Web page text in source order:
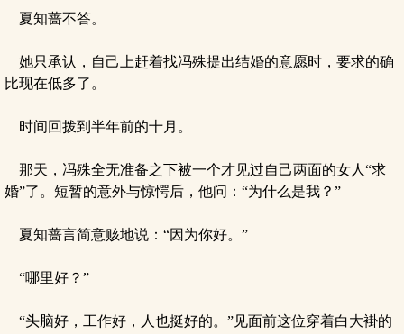
夏知蔷不答。
她只承认，自己上赶着找冯殊提出结婚的意愿时，要求的确
比现在低多了。
时间回拨到半年前的十月。
那天，冯殊全无准备之下被一个才见过自己两面的女人“求
婚”了。短暂的意外与惊愕后，他问：“为什么是我？”
夏知蔷言简意赅地说：“因为你好。”
“哪里好？”
“头脑好，工作好，人也挺好的。”见面前这位穿着白大褂的